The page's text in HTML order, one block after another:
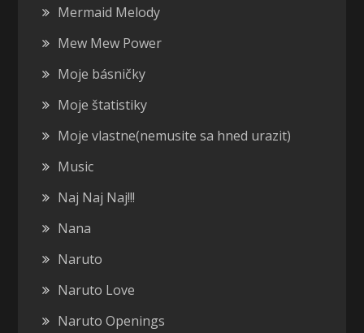
Mermaid Melody
Mew Mew Power
Moje básničky
Moje štatistiky
Moje vlastne(nemusite sa hned urazit)
Music
Naj Naj Naj!!!
Nana
Naruto
Naruto Love
Naruto Openings